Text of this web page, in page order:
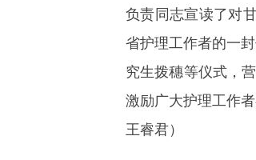
负责同志宣读了对
省护理工作者的一
究生拨穗等仪式，
激励广大护理工作
王睿君）